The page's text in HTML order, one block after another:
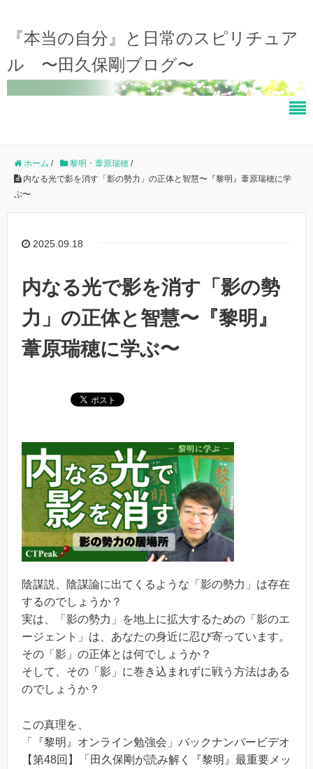
『本当の自分』と日常のスピリチュア
ル 〜田久保剛ブログ〜
ホーム / 黎明・葦原瑞穂 /
内なる光で影を消す「影の勢力」の正体と智慧〜『黎明』葦原瑞穂に学
ぶ〜
2025.09.18
内なる光で影を消す「影の勢
力」の正体と智慧〜『黎明』
葦原瑞穂に学ぶ〜
陰謀説、陰謀論に出てくるような「影の勢力」は存在
するのでしょうか？
実は、「影の勢力」を地上に拡大するための「影のエ
ージェント」は、あなたの身近に忍び寄っています。
その「影」の正体とは何でしょうか？
そして、その「影」に巻き込まれずに戦う方法はある
のでしょうか？
この真理を、
「『黎明』オンライン勉強会」バックナンバービデオ
【第48回】「田久保剛が読み解く『黎明』最重要メッ